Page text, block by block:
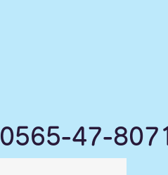
0565-47-8071